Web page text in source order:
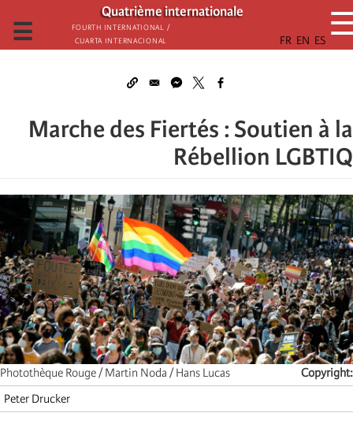
تجاوز
إلى
المحتوى
Quatrième internationale
Fourth International /
Cuarta Internacional
☰
Marche des Fiertés : Soutien à la
Rébellion LGBTIQ
Copyright
Photothèque Rouge / Martin Noda / Hans Lucas
Peter Drucker